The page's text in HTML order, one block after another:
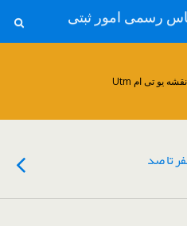
رسمی امور ثبتی
نقشه یو تی ام Utm
تا صد